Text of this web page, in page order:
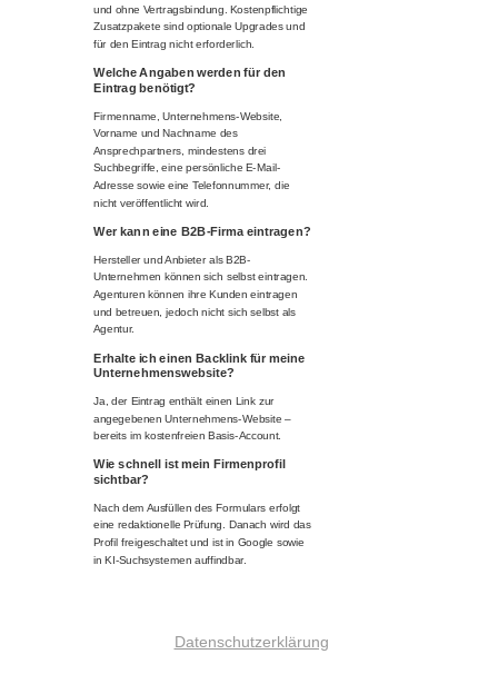
Datenschutzerklärung
und ohne Vertragsbindung. Kostenpflichtige
Zusatzpakete sind optionale Upgrades und
für den Eintrag nicht erforderlich.
Welche Angaben werden für den
Eintrag benötigt?
Firmenname, Unternehmens-Website,
Vorname und Nachname des
Ansprechpartners, mindestens drei
Suchbegriffe, eine persönliche E-Mail-
Adresse sowie eine Telefonnummer, die
nicht veröffentlicht wird.
Wer kann eine B2B-Firma eintragen?
Hersteller und Anbieter als B2B-
Unternehmen können sich selbst eintragen.
Agenturen können ihre Kunden eintragen
und betreuen, jedoch nicht sich selbst als
Agentur.
Erhalte ich einen Backlink für meine
Unternehmenswebsite?
Ja, der Eintrag enthält einen Link zur
angegebenen Unternehmens-Website –
bereits im kostenfreien Basis-Account.
Wie schnell ist mein Firmenprofil
sichtbar?
Nach dem Ausfüllen des Formulars erfolgt
eine redaktionelle Prüfung. Danach wird das
Profil freigeschaltet und ist in Google sowie
in KI-Suchsystemen auffindbar.